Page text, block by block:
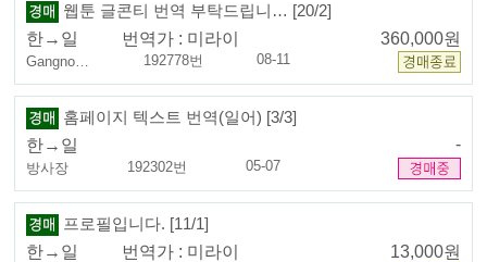
웹툰 글콘티 번역 부탁드립니… [20/2]
한→일
번역가 : 미라이 360,000원
Gangno… 192778번 08-11
홈페이지 텍스트 번역(일어) [3/3]
한→일
-
방사장 192302번 05-07
프로필입니다. [11/1]
한→일
번역가 : 미라이 13,000원